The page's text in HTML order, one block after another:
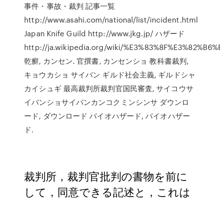
事件・事故・裁判 記事一覧
http://www.asahi.com/national/list/incident.html
Japan Knife Guild http://www.jkg.jp/ ハザード
http://ja.wikipedia.org/wiki/
乾癬, カンセン. 官撰書, カンセンショ 教科書裁判,
キョウカショ サイバン ギルド社会主義, ギルドシャ
カイシュギ 最高裁判所裁判官国民審査, サイコウサ
イバンショサイバンカンコクミンシンサ ダウンロ
ード, ダウンロード バイオハザード, バイオハザー
ド.
裁判所，裁判官批判の書物を前に
して，同意できる記述と，これは